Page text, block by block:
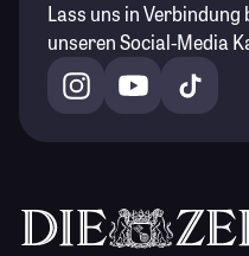
Lass uns in Verbindung
unseren Social-Media